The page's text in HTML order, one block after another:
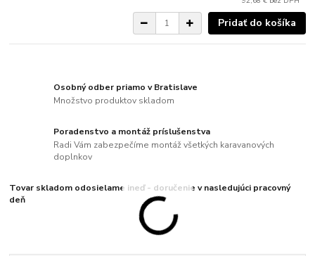
Pridať do košíka
Osobný odber priamo v Bratislave
Množstvo produktov skladom
Poradenstvo a montáž príslušenstva
Radi Vám zabezpečíme montáž všetkých karavanových
doplnkov
Tovar skladom odosielame ineď - doručenie v nasledujúci pracovný
deň